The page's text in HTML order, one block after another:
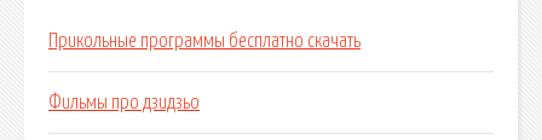
Прикольные программы бесплатно скачать
Фильмы про дзидзьо